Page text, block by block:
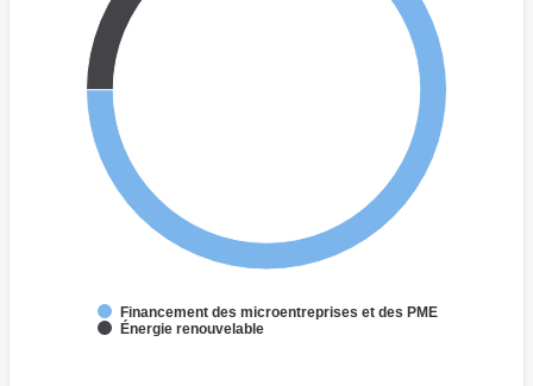
Financement des microentreprises et des PME
Énergie renouvelable